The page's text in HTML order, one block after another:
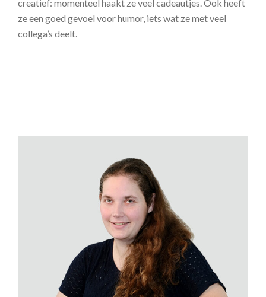
creatief: momenteel haakt ze veel cadeautjes. Ook heeft
ze een goed gevoel voor humor, iets wat ze met veel
collega’s deelt.